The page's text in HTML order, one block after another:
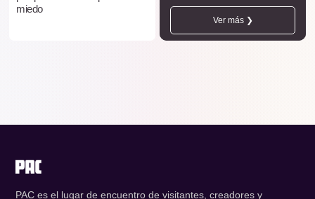
miedo
Ver más ❯
PAC es el lugar de encuentro de visitantes, creadores y